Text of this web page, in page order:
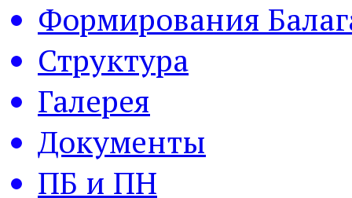
Формирования
Структура
Галерея
Документы
ПБ и ПН